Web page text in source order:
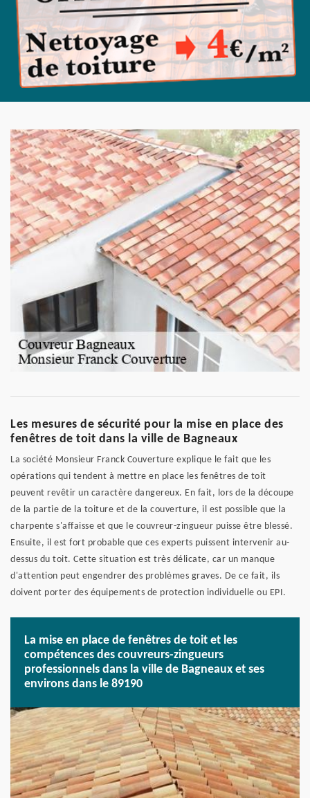
Les mesures de sécurité pour la mise en place des
fenêtres de toit dans la ville de Bagneaux
La société Monsieur Franck Couverture explique le fait que les
opérations qui tendent à mettre en place les fenêtres de toit
peuvent revêtir un caractère dangereux. En fait, lors de la découpe
de la partie de la toiture et de la couverture, il est possible que la
charpente s'affaisse et que le couvreur-zingueur puisse être blessé.
Ensuite, il est fort probable que ces experts puissent intervenir au-
dessus du toit. Cette situation est très délicate, car un manque
d'attention peut engendrer des problèmes graves. De ce fait, ils
doivent porter des équipements de protection individuelle ou EPI.
La mise en place de fenêtres de toit et les
compétences des couvreurs-zingueurs
professionnels dans la ville de Bagneaux et ses
environs dans le 89190